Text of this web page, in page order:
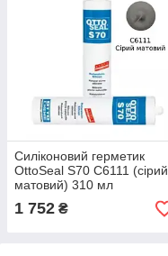
Силіконовий герметик
OttoSeal S70 C6111 (сірий
матовий) 310 мл
1 752 ₴